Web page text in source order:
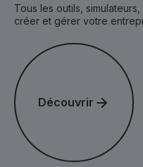
Tous les outils,
créer et gérer votre
Découvrir
Découvrir